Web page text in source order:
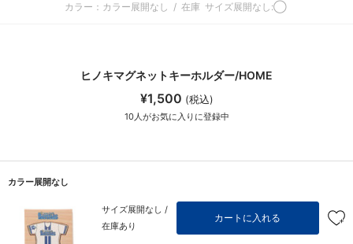
カラー：カラー展開なし / 在庫 サイズ展開なし:◯
ヒノキマグネットキーホルダー/HOME
¥1,500 (税込)
10人がお気に入りに登録中
カラー展開なし
サイズ展開なし /
在庫あり
カートに入れる